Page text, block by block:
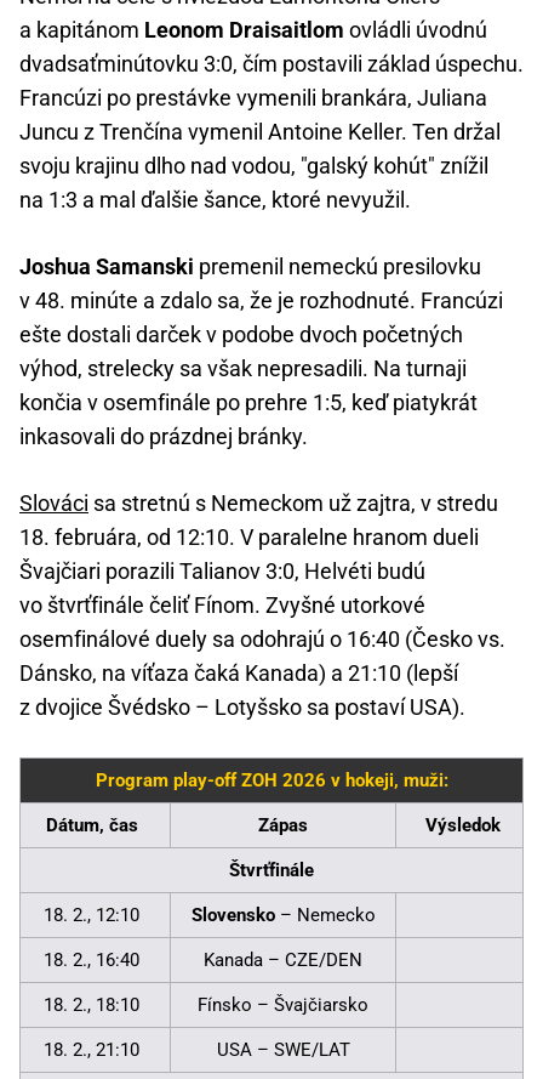
a kapitánom Leonom Draisaitlom ovládli úvodnú
dvadsaťminútovku 3:0, čím postavili základ úspechu.
Francúzi po prestávke vymenili brankára, Juliana
Juncu z Trenčína vymenil Antoine Keller. Ten držal
svoju krajinu dlho nad vodou, "galský kohút" znížil
na 1:3 a mal ďalšie šance, ktoré nevyužil.
Joshua Samanski premenil nemeckú presilovku
v 48. minúte a zdalo sa, že je rozhodnuté. Francúzi
ešte dostali darček v podobe dvoch početných
výhod, strelecky sa však nepresadili. Na turnaji
končia v osemfinále po prehre 1:5, keď piatykrát
inkasovali do prázdnej bránky.
Slováci sa stretnú s Nemeckom už zajtra, v stredu
18. februára, od 12:10. V paralelne hranom dueli
Švajčiari porazili Talianov 3:0, Helvéti budú
vo štvrťfinále čeliť Fínom. Zvyšné utorkové
osemfinálové duely sa odohrajú o 16:40 (Česko vs.
Dánsko, na víťaza čaká Kanada) a 21:10 (lepší
z dvojice Švédsko – Lotyšsko sa postaví USA).
Program play-off ZOH 2026 v hokeji, muži:
Dátum, čas Zápas Výsledok
Štvrťfinále
18. 2., 12:10 Slovensko– Nemecko
18. 2., 16:40 Kanada – CZE/DEN
18. 2., 18:10 Fínsko – Švajčiarsko
18. 2., 21:10 USA – SWE/LAT